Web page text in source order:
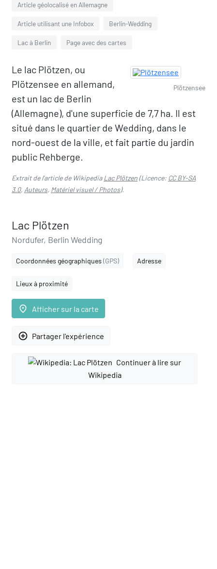
Article géolocalisé en Allemagne
Article utilisant une Infobox Berlin-Wedding
Lac à Berlin Page avec des cartes
Plötzensee
Le lac Plötzen, ou
Plötzensee en allemand,
est un lac de Berlin
(Allemagne), d'une superficie de 7,7 ha. Il est
situé dans le quartier de Wedding, dans le
nord-ouest de la ville, et fait partie du jardin
public Rehberge.
Extrait de l'article de WikipediaLac Plötzen(Licence: CC BY-SA
3.0, Auteurs, Matériel visuel / Photos).
Lac Plötzen
Nordufer, Berlin Wedding
Coordonnées géographiques (GPS) Adresse
Lieux à proximité
place Afficher sur la carte
add_circle_outline Partager l'expérience
Continuer à lire sur
Wikipedia